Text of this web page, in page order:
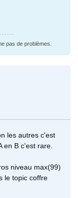
pas de problèmes.
les autres c'est
en B c'est rare.
niveau max(99)
le topic coffre